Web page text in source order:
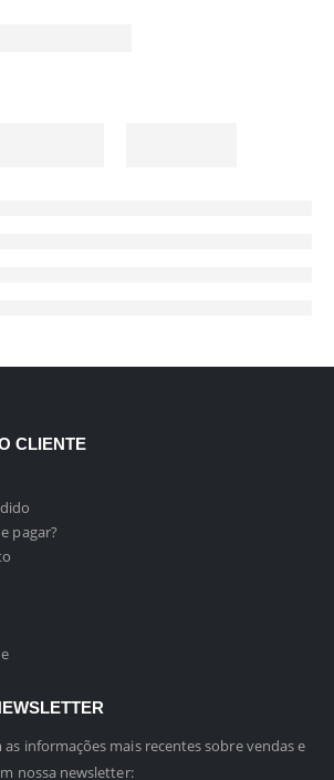
CLIENTE
pagar?
informações mais recentes sobre vendas e
nossa newsletter: